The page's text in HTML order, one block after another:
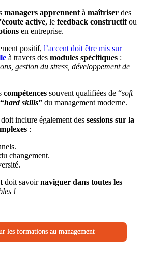
managers apprennent à maîtriser des
active, le feedback constructifou
en entreprise.
positif, l’accent doit être mis sur
à travers des modules spécifiques :
gestion du stress, développement de
compétences souvent qualifiées de “soft
hard skills” du management moderne.
inclure également des sessions sur la
:
changement.
doit savoirnaviguer dans toutes les
!
les formations au management